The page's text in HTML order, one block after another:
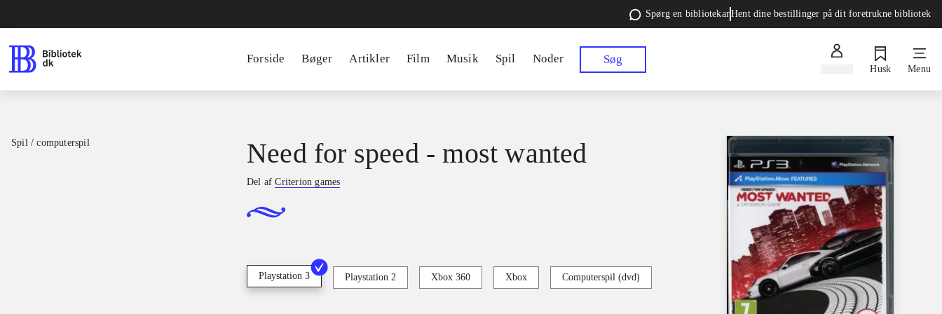
Spørg en bibliotekarHent dine bestillinger på dit foretrukne bibliotek
Forside Bøger Artikler Film Musik Spil Noder Søg
Husk Menu
Spil / computerspil Need for speed - most wanted
Del afCriterion games
Playstation 3 Playstation 2 Xbox 360 Xbox Computerspil (dvd)